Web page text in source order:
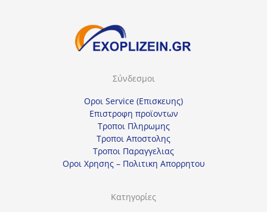
Σύνδεσμοι
Οροι Service (Επισκευης)
Επιστροφη προϊοντων
Τροποι Πληρωμης
Τροποι Αποστολης
Τροποι Παραγγελιας
Οροι Χρησης – Πολιτικη Απορρητου
Κατηγορίες